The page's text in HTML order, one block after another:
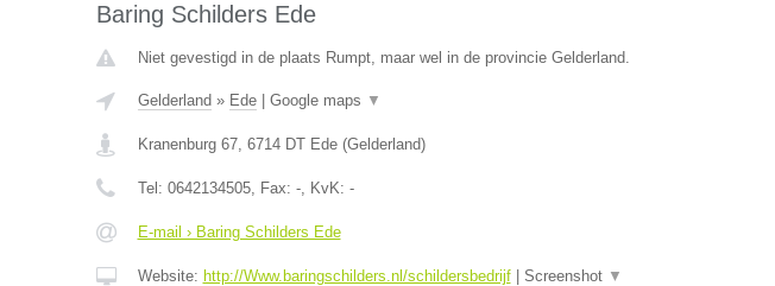
Baring Schilders Ede
Niet gevestigd in de plaats Rumpt, maar wel in de provincie Gelderland.
Gelderland » Ede| Google maps ▼
Kranenburg 67, 6714 DT Ede(Gelderland)
Tel: 0642134505, Fax: -, KvK: -
E-mail › Baring Schilders Ede
Website: http://Www.baringschilders.nl/schildersbedrijf| Screenshot ▼